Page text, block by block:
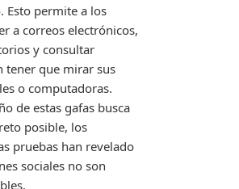
Esto permite a los
a correos electrónicos,
y consultar
tener que mirar sus
o computadoras.
de estas gafas busca
posible, los
pruebas han revelado
sociales no son